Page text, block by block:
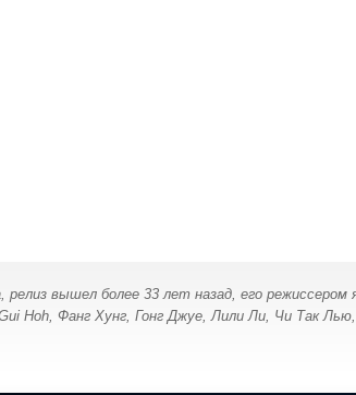
релиз вышел более 33 лет назад, его
Hoh, Фанг Хунг, Гонг Джуе, Лили Ли, Чи Так